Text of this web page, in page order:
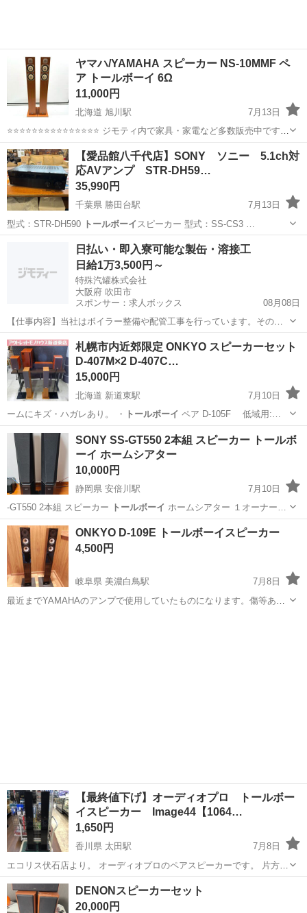
ヤマハ/YAMAHA スピーカー NS-10MMF ペ
ア トールボーイ 6Ω
11,000円
北海道 旭川駅
7月13日
⭐⭐⭐⭐⭐⭐⭐⭐⭐⭐⭐⭐⭐⭐⭐ ジモティ内で家具・家電など多数販売中です
⭐⭐⭐⭐⭐⭐⭐⭐⭐⭐⭐⭐⭐⭐⭐ 【商品説明】 音出し確認済み。 エッジ等に現
状穴はありませんが、サランネットに多少の...
北海道 旭川市 旭川駅 オーディオ
【愛品館八千代店】SONY ソニー 5.1ch対
応AVアンプ STR-DH59…
35,990円
千葉県 勝田台駅
7月13日
型式：STR-DH590
トールボーイ スピーカー 型式：SS-CS3 …
八千代市 勝田台駅 オーディオ 商品
日払い・即入寮可能な製缶・溶接工
日給1万3,500円～
特殊汽罐株式会社
大阪府 吹田市
スポンサー：求人ボックス
08月08日
【仕事内容】当社はボイラー整備や配管工事を行っています。その中
で必要な配管やボイラーの製缶作業(溶接・切断・架台等の製作)業務に
当社工場内であたっていただきます。 工場は大阪府吹田市芳野町。御
堂筋線の江坂駅からの徒歩圏内にあります...
アルバイト・パート
札幌市内近郊限定 ONKYO スピーカーセット
D-407M×2 D-407C…
15,000円
北海道 新道東駅
7月10日
ームにキズ・ハガレあり。 ・
トールボーイ ペア D-105F 低域用:…
北海道 札幌市 オーディオ オンキョー
SONY SS-GT550 2本組 スピーカー トールボ
ーイ ホームシアター
10,000円
静岡県 安倍川駅
7月10日
-GT550 2本組 スピーカー
トールボーイ ホームシアター １オーナー…
静岡 静岡市 安倍川駅 オーディオ
ONKYO D-109E トールボーイスピーカー
4,500円
岐阜県 美濃白鳥駅
7月8日
最近までYAMAHAのアンプで使用していたものになります。傷等あり
【最終値下げ】オーディオプロ トールボー
イスピーカー Image44【1064…
1,650円
香川県 太田駅
7月8日
エコリス伏石店より。 オーディオプロのペアスピーカーです。 片方の
ツイーターから音が出ていません。 現状ジャンク扱いでの販売になり
ます。
香川 高松市 その他 トールボーイ
DENONスピーカーセット
20,000円